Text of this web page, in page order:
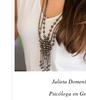
Julieta
Psicóloga en